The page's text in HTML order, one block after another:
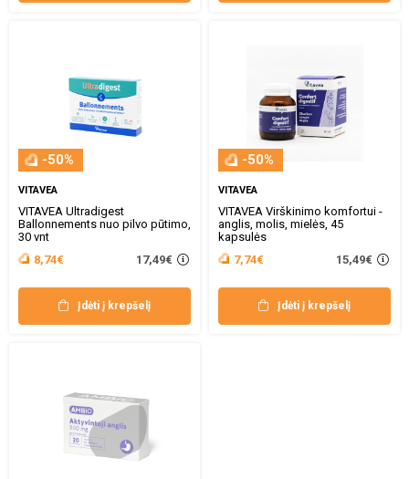
-50%
VITAVEA
VITAVEA Ultradigest
Ballonnements nuo pilvo pūtimo,
30 vnt
8,74€
17,49€
Įdėti į krepšelį
-50%
VITAVEA
VITAVEA Virškinimo komfortui -
anglis, molis, mielės, 45
kapsulės
7,74€
15,49€
Įdėti į krepšelį